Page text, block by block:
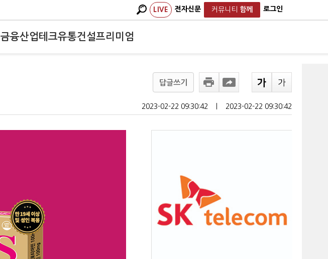
LIVE 전자신문 커뮤니티 함께 로그인
금융산업테크유통건설프리미엄
답글쓰기
2023-02-22 09:30:42 2023-02-22 09:30:42